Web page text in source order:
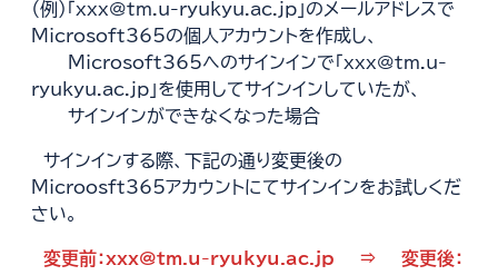
（例）「xxx@tm.u-ryukyu.ac.jp」のメールアドレスで
Microsoft365の個人アカウントを作成し、
Microsoft365へのサインインで「xxx@tm.u-
ryukyu.ac.jp」を使用してサインインしていたが、
サインインができなくなった場合
サインインする際、下記の通り変更後の
Microosft365アカウントにてサインインをお試しくだ
さい。
変更前：xxx@tm.u-ryukyu.ac.jp ⇒ 変更後：